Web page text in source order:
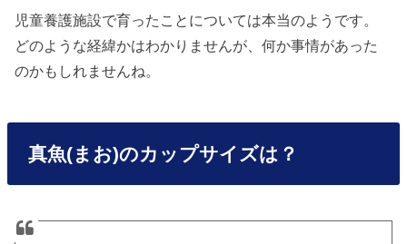
児童養護施設で育ったことについては本当のようです。
どのような経緯かはわかりませんが、何か事情があった
のかもしれませんね。
真魚(まお)のカップサイズは？